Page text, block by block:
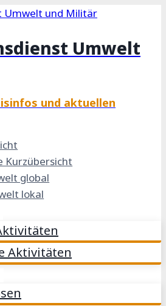
Umwelt
und aktuellen
Kurzübersicht
global
lokal
Aktivitäten